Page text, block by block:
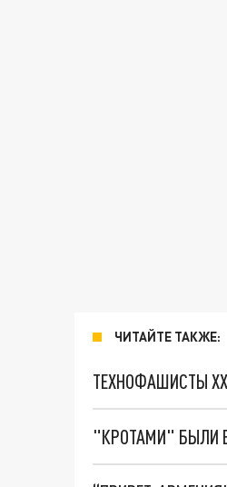
ЧИТАЙТЕ ТАКЖЕ:
ТЕХНОФАШИСТЫ
"КРОТАМИ" БЫЛИ